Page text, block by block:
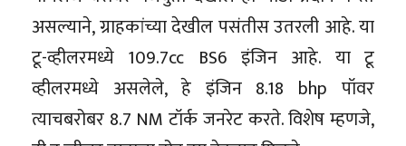
असल्याने, ग्राहकांच्या देखील पसंतीस उतरली आहे. या
टू-व्हीलरमध्ये 109.7cc BS6 इंजिन आहे. या टू
व्हीलरमध्ये असलेले, हे इंजिन 8.18 bhp पॉवर
त्याचबरोबर 8.7 NM टॉर्क जनरेट करते. विशेष म्हणजे,